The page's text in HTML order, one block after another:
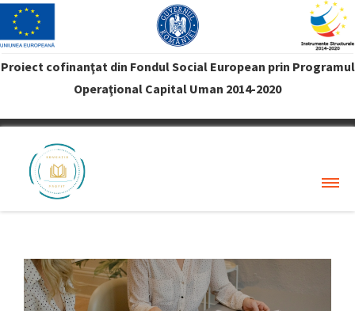
Proiect cofinanţat din Fondul Social European prin Programul
Operaţional Capital Uman 2014-2020
VREAU PROFIT